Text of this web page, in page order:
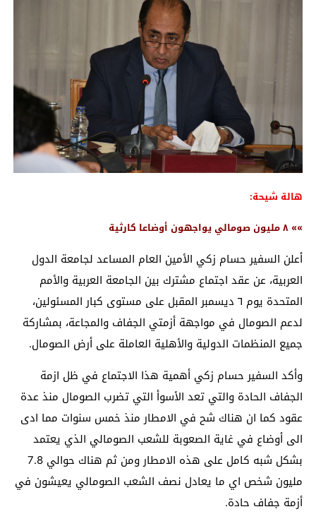
هالة شيحة:
»» ٨ مليون صومالي يواجهون أوضاعا كارثية
أعلن السفير حسام زكي الأمين العام المساعد لجامعة الدول
العربية، عن عقد اجتماع مشترك بين الجامعة العربية والأمم
المتحدة يوم ٦ ديسمبر المقبل على مستوى كبار المسئولين،
لدعم الصومال في مواجهة أزمتي الجفاف والمجاعة، بمشاركة
جميع المنظمات الدولية والأهلية العاملة على أرض الصومال.
وأكد السفير حسام زكي أهمية هذا الاجتماع في ظل ازمة
الجفاف الحادة والتي تعد الأسوأ التي تضرب الصومال منذ عدة
عقود كما ان هناك شح في الامطار منذ خمس سنوات مما ادى
الى أوضاع في غاية الصعوبة للشعب الصومالي الذي يعتمد
بشكل شبه كامل على هذه الامطار ومن ثم هناك حوالي 7.8
مليون شخص اي ما يعادل نصف الشعب الصومالي يعيشون في
أزمة جفاف حادة.